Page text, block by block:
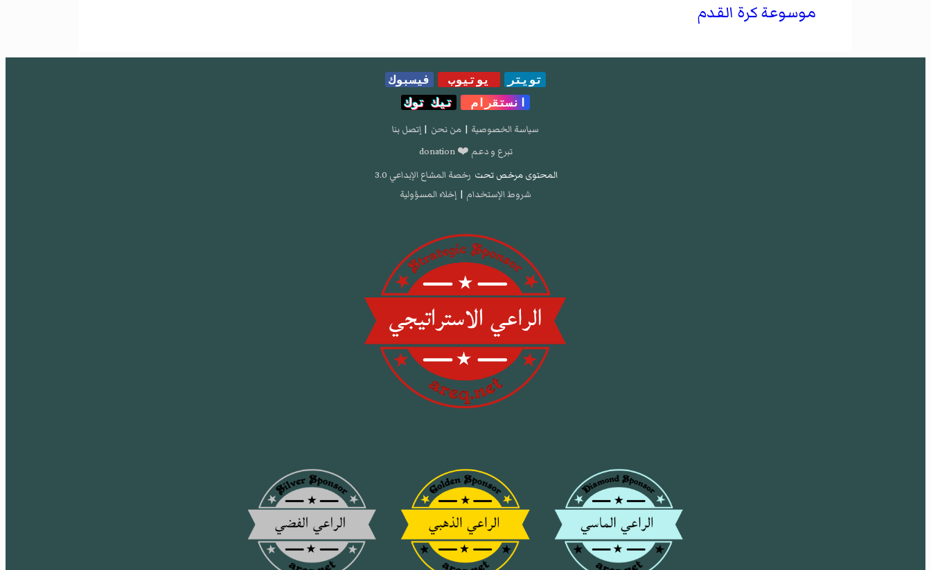
موسوعة كرة القدم
تويتر يوتيوب
فيسبوك
انستقرام
تيك توك
سياسة الخصوصية | من نحن | إتصل بنا
تبرع و دعم ❤️ donation
المحتوى مرخص تحت رخصة المشاع الإبداعي 3.0
شروط الإستخدام | إخلاء المسؤولية